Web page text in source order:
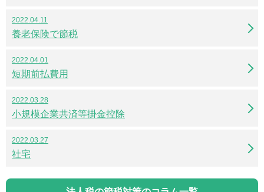
2022.04.11
養老保険で節税
2022.04.01
短期前払費用
2022.03.28
小規模企業共済等掛金控除
2022.03.27
社宅